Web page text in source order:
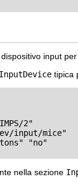
input
InputDevice tipica
nella sezione